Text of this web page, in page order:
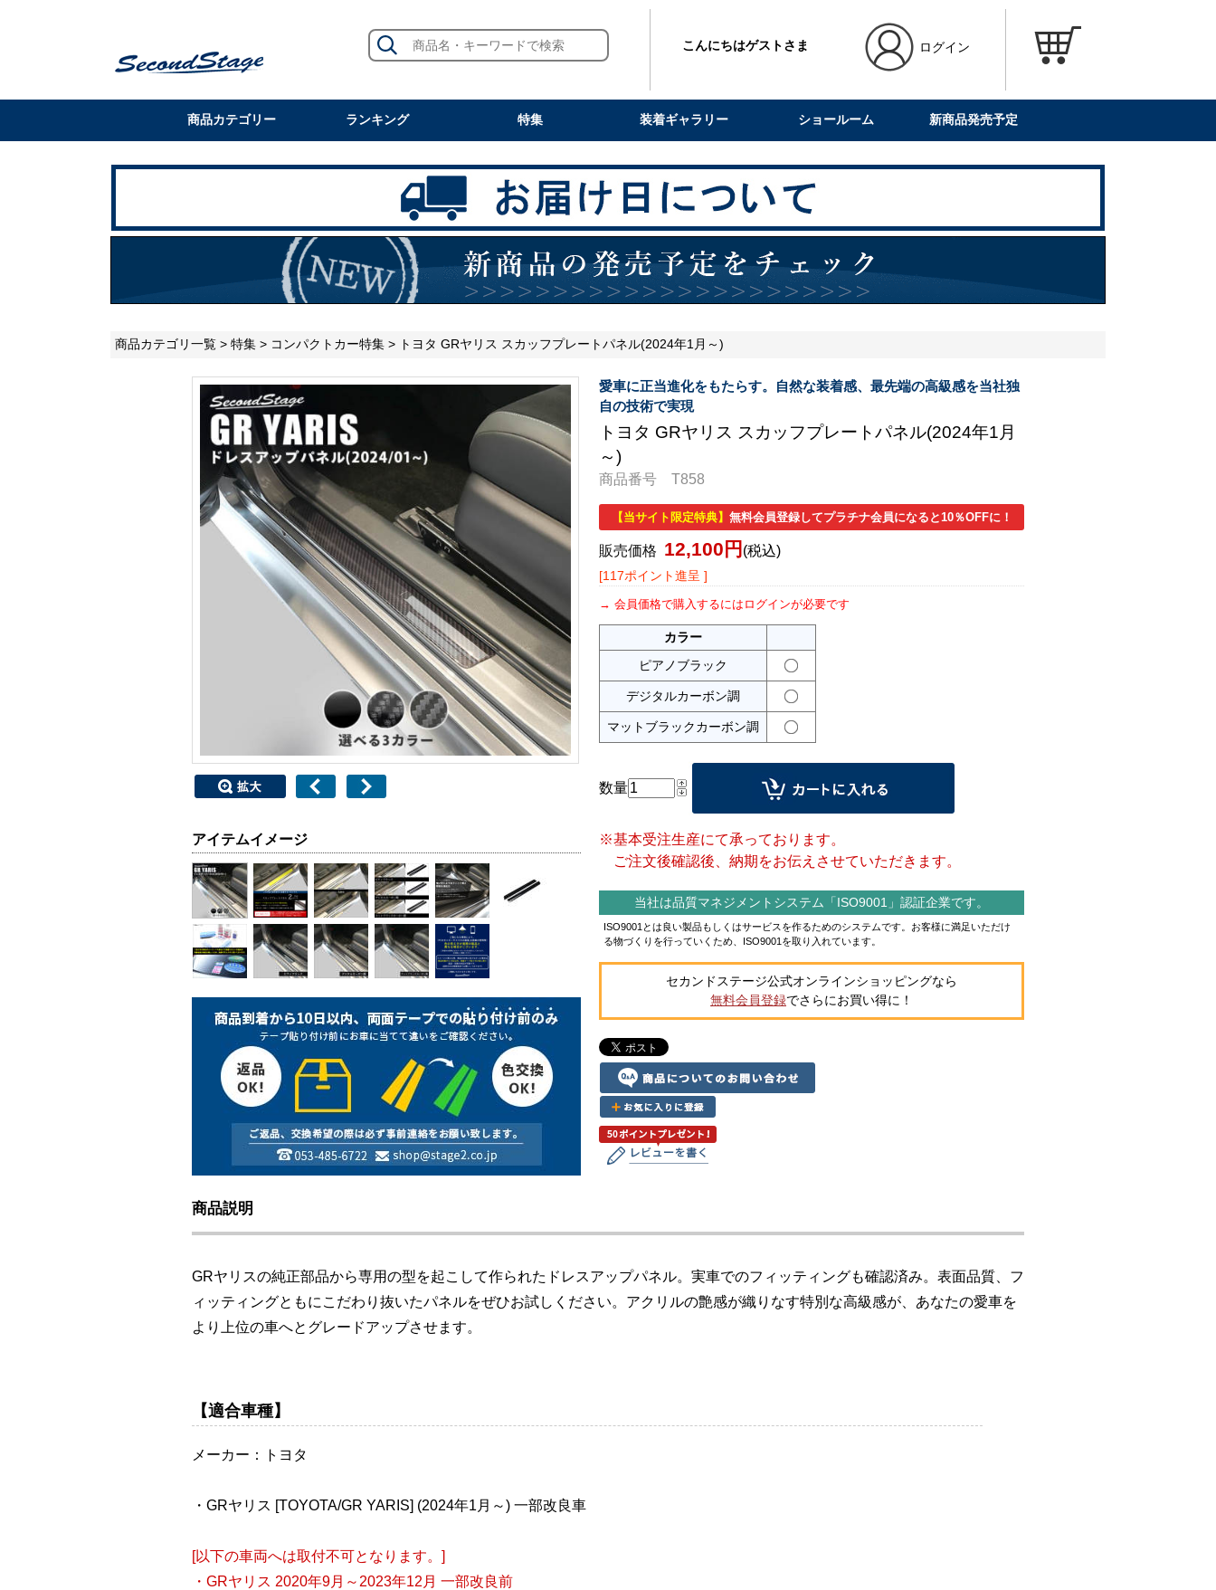
こんにちはゲストさま ログイン
商品カテゴリー ランキング 特集 装着ギャラリー ショールーム 新商品発売予定
商品カテゴリ一覧 > 特集 > コンパクトカー特集 > トヨタ GRヤリス スカッフプレートパネル(2024年1月～)
愛車に正当進化をもたらす。自然な装着感、最先端の高級感を当社独
自の技術で実現
トヨタ GRヤリス スカッフプレートパネル(2024年1月
～)
商品番号 T858
【当サイト限定特典】 無料会員登録してプラチナ会員になると10％OFFに！
販売価格 12,100円 (税込)
[117ポイント進呈 ]
会員価格で購入するにはログインが必要です
カラー
ピアノブラック
デジタルカーボン調
マットブラックカーボン調
数量
※基本受注生産にて承っております。
ご注文後確認後、納期をお伝えさせていただきます。
当社は品質マネジメントシステム「ISO9001」認証企業です。
ISO9001とは良い製品もしくはサービスを作るためのシステムです。お客様に満足いただけ
る物づくりを行っていくため、ISO9001を取り入れています。
セカンドステージ公式オンラインショッピングなら
無料会員登録でさらにお買い得に！
アイテムイメージ
商品説明
GRヤリスの純正部品から専用の型を起こして作られたドレスアップパネル。実車でのフィッティングも確認済み。表面品質、フ
ィッティングともにこだわり抜いたパネルをぜひお試しください。アクリルの艶感が織りなす特別な高級感が、あなたの愛車を
より上位の車へとグレードアップさせます。
【適合車種】
メーカー：トヨタ
・GRヤリス [TOYOTA/GR YARIS] (2024年1月～) 一部改良車
[以下の車両へは取付不可となります。]
・GRヤリス 2020年9月～2023年12月 一部改良前